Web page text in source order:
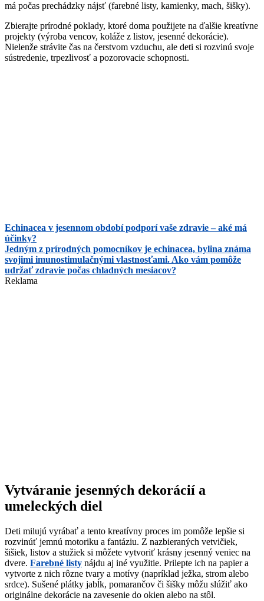
má počas prechádzky nájsť (farebné listy, kamienky, mach, šišky).
Zbierajte prírodné poklady, ktoré doma použijete na ďalšie kreatívne
projekty (výroba vencov, koláže z listov, jesenné dekorácie).
Nielenže strávite čas na čerstvom vzduchu, ale deti si rozvinú svoje
sústredenie, trpezlivosť a pozorovacie schopnosti.
Echinacea v jesennom období podporí vaše zdravie – aké má
účinky?
Jedným z prírodných pomocníkov je echinacea, bylina známa
svojimi imunostimulačnými vlastnosťami. Ako vám pomôže
udržať zdravie počas chladných mesiacov?
Reklama
Vytváranie jesenných dekorácií a
umeleckých diel
Deti milujú vyrábať a tento kreatívny proces im pomôže lepšie si
rozvinúť jemnú motoriku a fantáziu. Z nazbieraných vetvičiek,
šišiek, listov a stužiek si môžete vytvoriť krásny jesenný veniec na
dvere. Farebné listy nájdu aj iné využitie. Prilepte ich na papier a
vytvorte z nich rôzne tvary a motívy (napríklad ježka, strom alebo
srdce). Sušené plátky jabĺk, pomarančov či šišky môžu slúžiť ako
originálne dekorácie na zavesenie do okien alebo na stôl.